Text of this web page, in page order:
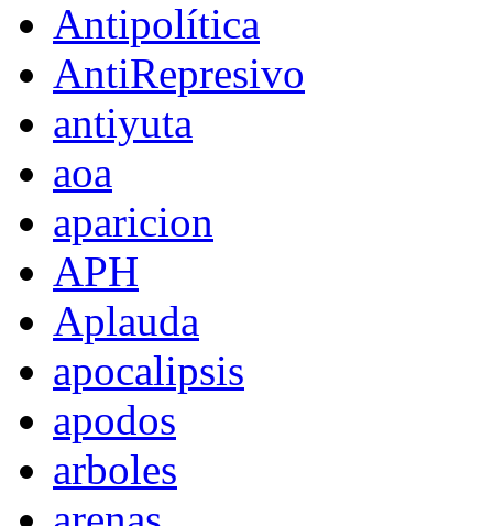
Antipolítica
AntiRepresivo
antiyuta
aoa
aparicion
APH
Aplauda
apocalipsis
apodos
arboles